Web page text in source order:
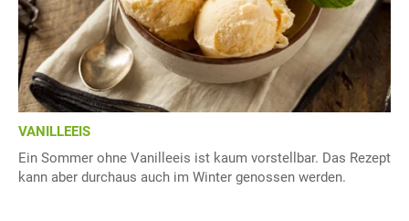
VANILLEEIS
Ein Sommer ohne Vanilleeis ist kaum vorstellbar. Das Rezept
kann aber durchaus auch im Winter genossen werden.